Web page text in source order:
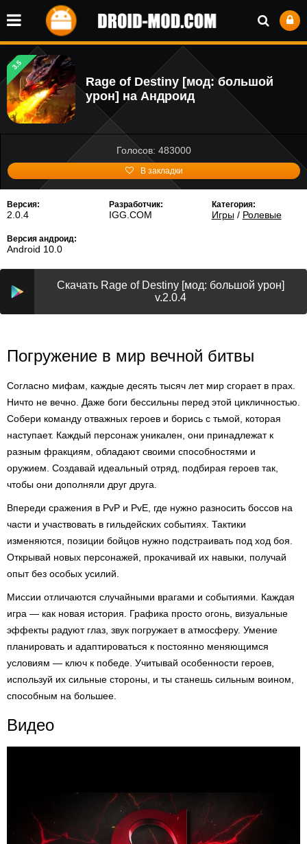
3.5
Rage of Destiny [мод: большой
урон] на Андроид
Голосов: 483000
В закладки
Версия:
2.0.4
Разработчик:
IGG.COM
Категория:
Игры/ Ролевые
Версия андроид:
Android 10.0
Скачать Rage of Destiny [мод: большой урон]
v.2.0.4
Погружение в мир вечной битвы
Согласно мифам, каждые десять тысяч лет мир сгорает в прах.
Ничто не вечно. Даже боги бессильны перед этой цикличностью.
Собери команду отважных героев и борись с тьмой, которая
наступает. Каждый персонаж уникален, они принадлежат к
разным фракциям, обладают своими способностями и
оружием. Создавай идеальный отряд, подбирая героев так,
чтобы они дополняли друг друга.
Впереди сражения в PvP и PvE, где нужно разносить боссов на
части и участвовать в гильдейских событиях. Тактики
изменяются, позиции бойцов нужно подстраивать под ход боя.
Открывай новых персонажей, прокачивай их навыки, получай
опыт без особых усилий.
Миссии отличаются случайными врагами и событиями. Каждая
игра — как новая история. Графика просто огонь, визуальные
эффекты радуют глаз, звук погружает в атмосферу. Умение
планировать и адаптироваться к постоянно меняющимся
условиям — ключ к победе. Учитывай особенности героев,
используй их сильные стороны, и ты станешь сильным воином,
способным на большее.
Видео